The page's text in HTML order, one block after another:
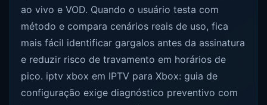
ao vivo e VOD. Quando o usuário testa com
método e compara cenários reais de uso, fica
mais fácil identificar gargalos antes da assinatura
e reduzir risco de travamento em horários de
pico. iptv xbox em IPTV para Xbox: guia de
configuração exige diagnóstico preventivo com